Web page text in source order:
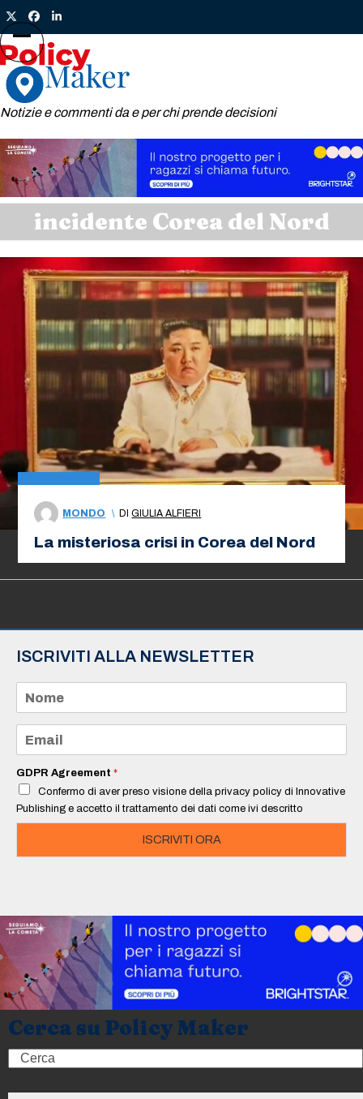
Skip
to
content
TwitterFacebook
LinkedIn
Notizie e commenti da e per chi prende decisioni
Open
mobile
menu
Close
mobile
menu
incidente Corea del Nord
MONDO \ DIGIULIA ALFIERI
La misteriosa crisi in Corea del Nord
ISCRIVITI ALLA NEWSLETTER
m
e
a
i
*
GDPR Agreement *
Confermo di aver preso visione della privacy policy di Innovative
Publishing e accetto il trattamento dei dati come ivi descritto
ISCRIVITI ORA
Cerca su Policy Maker
Search